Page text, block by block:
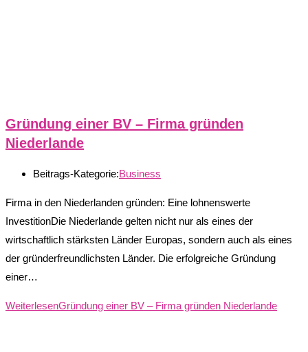
Gründung einer BV – Firma gründen
Niederlande
Beitrags-Kategorie:Business
Firma in den Niederlanden gründen: Eine lohnenswerte
InvestitionDie Niederlande gelten nicht nur als eines der
wirtschaftlich stärksten Länder Europas, sondern auch als eines
der gründerfreundlichsten Länder. Die erfolgreiche Gründung
einer…
WeiterlesenGründung einer BV – Firma gründen Niederlande